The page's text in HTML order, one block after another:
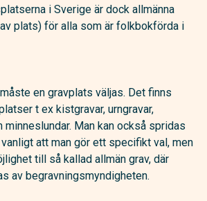
i Sverige är dock allmänna
plats) för alla som är folkbokförda i
en gravplats väljas. Det finns
t ex kistgravar, urngravar,
Man kan också spridas
att man gör ett specifikt val, men
till så kallad allmän grav, där
av begravningsmyndigheten.